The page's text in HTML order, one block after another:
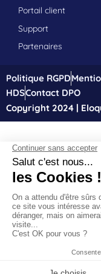
Portail client
Support
Partenaires
Politique RGPD
HDSContact DPO
Copyright 2024 |